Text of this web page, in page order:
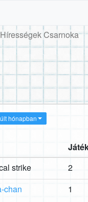
Hírességek Csarnoka
hónapban
strike 2
chan 1